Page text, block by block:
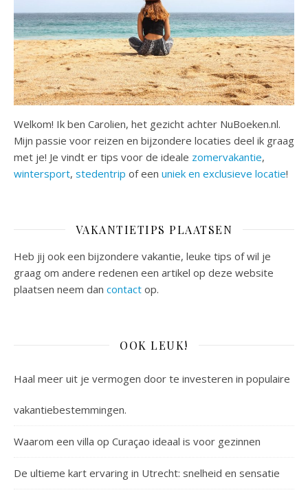
Welkom! Ik ben Carolien, het gezicht achter NuBoeken.nl.
Mijn passie voor reizen en bijzondere locaties deel ik graag
met je! Je vindt er tips voor de ideale zomervakantie,
wintersport, stedentrip of een uniek en exclusieve locatie!
VAKANTIETIPS PLAATSEN
Heb jij ook een bijzondere vakantie, leuke tips of wil je
graag om andere redenen een artikel op deze website
plaatsen neem dan contact op.
OOK LEUK!
Haal meer uit je vermogen door te investeren in populaire
vakantiebestemmingen.
Waarom een villa op Curaçao ideaal is voor gezinnen
De ultieme kart ervaring in Utrecht: snelheid en sensatie